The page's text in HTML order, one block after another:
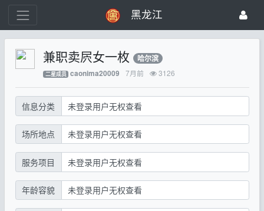
黑龙江
兼职卖屄女一枚 哈尔滨
二星成员 caonima20009 7月前 3126
信息分类 未登录用户无权查看
场所地点 未登录用户无权查看
服务项目 未登录用户无权查看
年龄容貌 未登录用户无权查看